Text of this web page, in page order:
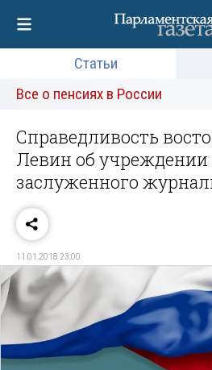
Статьи
Все о пенсиях в России
Справедливость
Левин об учреждении
заслуженного
11.01.2018 23:00